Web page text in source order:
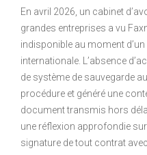
En avril 2026, un cabinet
grandes entreprises a vu
indisponible au moment
internationale. L’absence
de système de sauvegarde
procédure et généré une
document transmis hors
une réflexion approfondie
signature de tout contrat